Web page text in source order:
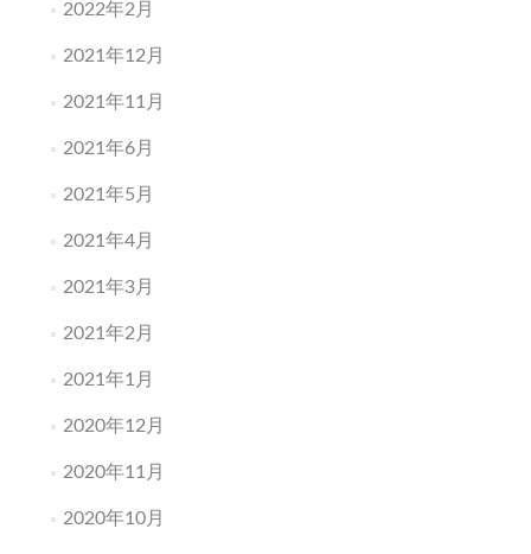
2022年2月
2021年12月
2021年11月
2021年6月
2021年5月
2021年4月
2021年3月
2021年2月
2021年1月
2020年12月
2020年11月
2020年10月